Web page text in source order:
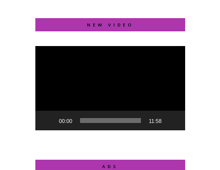
NEW VIDEO
Video
00:00 11:58
ADS